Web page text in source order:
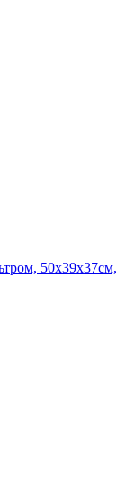
50х39х37см,